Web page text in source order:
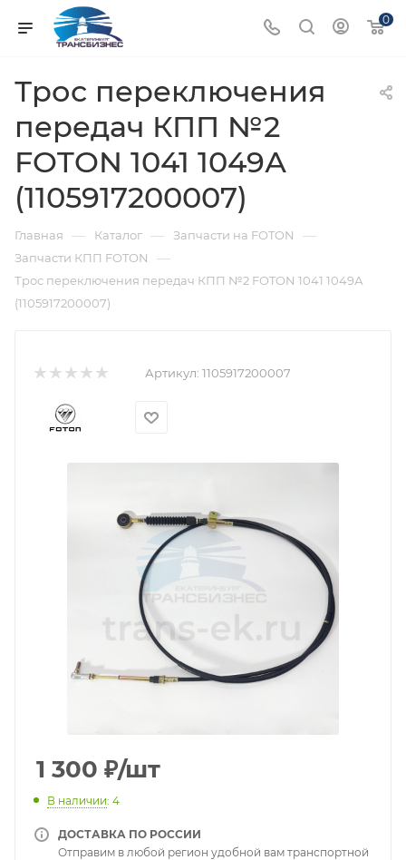
0
Трос переключения
передач КПП №2
FOTON 1041 1049А
(1105917200007)
Главная — Каталог — Запчасти на FOTON —
Запчасти КПП FOTON —
Трос переключения передач КПП №2 FOTON 1041 1049А
(1105917200007)
Артикул: 1105917200007
1 300 ₽/шт
В наличии: 4
ДОСТАВКА ПО РОССИИ
Отправим в любой регион удобной вам транспортной